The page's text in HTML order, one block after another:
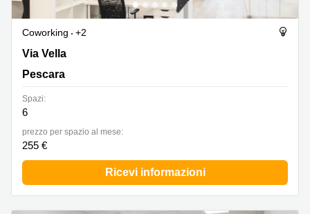
Coworking
+2
Via Vella 24, Pescara
Via Vella
Pescara
Spazi:
6
prezzo per spazio al mese:
255 €
Ricevi informazioni